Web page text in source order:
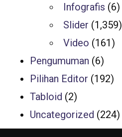
Infografis (6)
Slider (1,359)
Video (161)
Pengumuman (6)
Pilihan Editor (192)
Tabloid (2)
Uncategorized (224)